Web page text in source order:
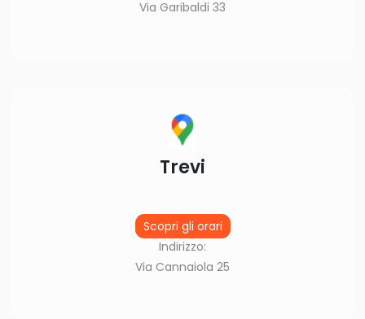
Via Garibaldi 33
Trevi
Scopri gli orari
Indirizzo:
Via Cannaiola 25